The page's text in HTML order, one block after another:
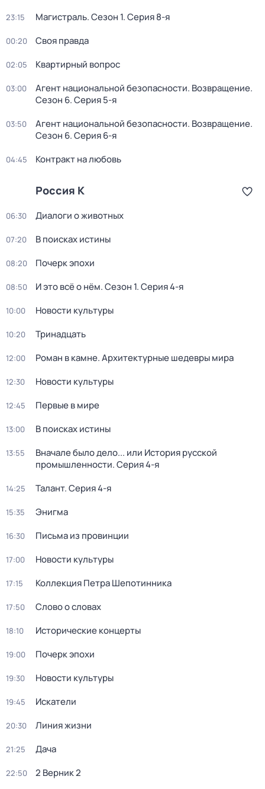
23:15 Магистраль. Сезон 1. Серия 8-я
00:20 Своя правда
02:05 Квартирный вопрос
03:00 Агент национальной безопасности. Возвращение.
Сезон 6. Серия 5-я
03:50 Агент национальной безопасности. Возвращение.
Сезон 6. Серия 6-я
04:45 Контракт на любовь
Россия К
06:30 Диалоги о животных
07:20 В поисках истины
08:20 Почерк эпохи
08:50 И это всё о нём. Сезон 1. Серия 4-я
10:00 Новости культуры
10:20 Тринадцать
12:00 Роман в камне. Архитектурные шедевры мира
12:30 Новости культуры
12:45 Первые в мире
13:00 В поисках истины
13:55
Вначале было дело... или История русской
промышленности. Серия 4-я
14:25 Талант. Серия 4-я
15:35 Энигма
16:30 Письма из провинции
17:00 Новости культуры
17:15 Коллекция Петра Шепотинника
17:50 Слово о словах
18:10 Исторические концерты
19:00 Почерк эпохи
19:30 Новости культуры
19:45 Искатели
20:30 Линия жизни
21:25 Дача
22:50 2 Верник 2